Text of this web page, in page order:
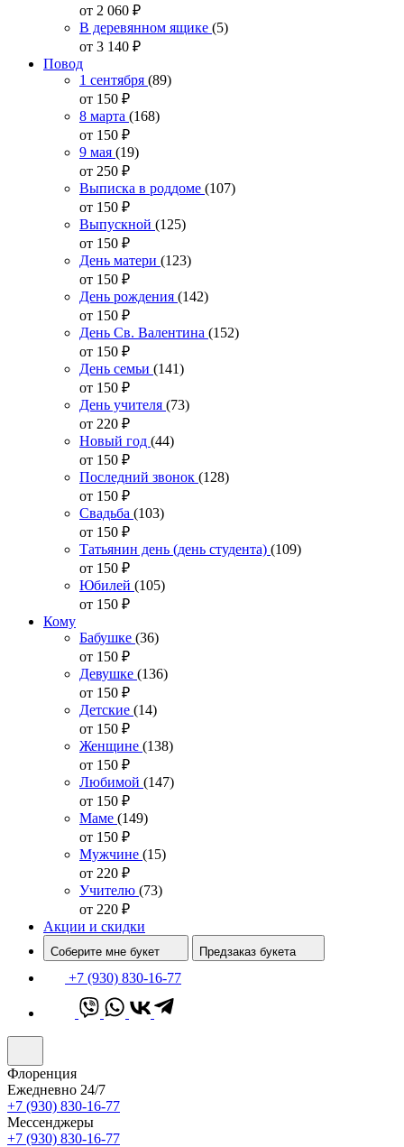
от 2 060 ₽
В деревянном ящике (5)
от 3 140 ₽
Повод
1 сентября (89)
от 150 ₽
8 марта (168)
от 150 ₽
9 мая (19)
от 250 ₽
Выписка в роддоме (107)
от 150 ₽
Выпускной (125)
от 150 ₽
День матери (123)
от 150 ₽
День рождения (142)
от 150 ₽
День Св. Валентина (152)
от 150 ₽
День семьи (141)
от 150 ₽
День учителя (73)
от 220 ₽
Новый год (44)
от 150 ₽
Последний звонок (128)
от 150 ₽
Свадьба (103)
от 150 ₽
Татьянин день (день студента) (109)
от 150 ₽
Юбилей (105)
от 150 ₽
Кому
Бабушке (36)
от 150 ₽
Девушке (136)
от 150 ₽
Детские (14)
от 150 ₽
Женщине (138)
от 150 ₽
Любимой (147)
от 150 ₽
Маме (149)
от 150 ₽
Мужчине (15)
от 220 ₽
Учителю (73)
от 220 ₽
Акции и скидки
Соберите мне букет Предзаказ букета
+7 (930) 830-16-77
Флоренция
Ежедневно 24/7
+7 (930) 830-16-77
Мессенджеры
+7 (930) 830-16-77